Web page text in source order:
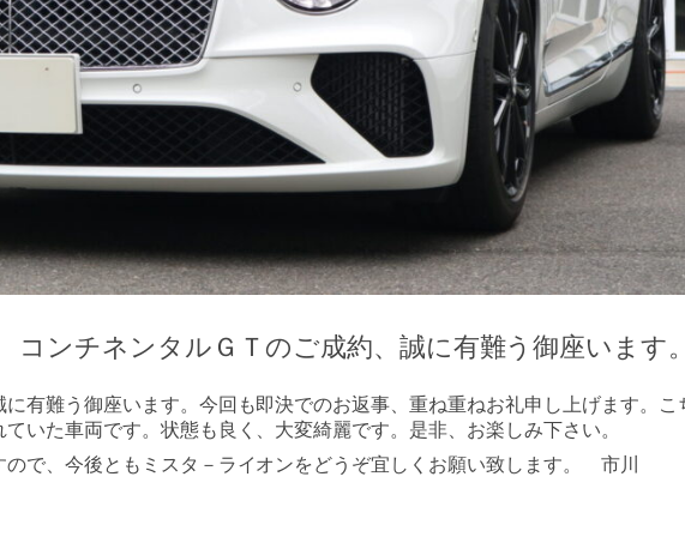
ンチネンタルＧＴのご成約、誠に有難う御座います
有難う御座います。今回も即決でのお返事、重ね重ねお礼申し上げます。こ
いた車両です。状態も良く、大変綺麗です。是非、お楽しみ下さい。
で、今後ともミスタ－ライオンをどうぞ宜しくお願い致します。 市川